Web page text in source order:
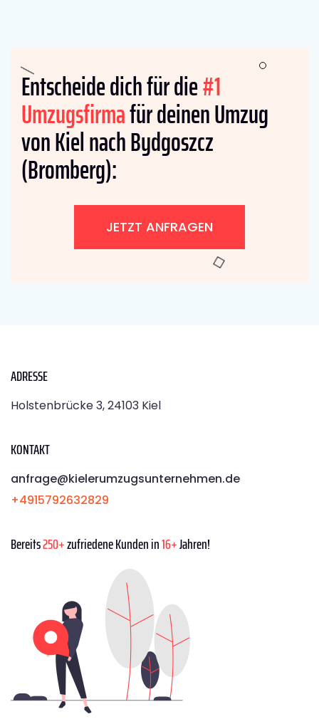
Entscheide dich für die#1
Umzugsfirmafür deinen Umzug
von Kiel nach Bydgoszcz
(Bromberg):
JETZT ANFRAGEN
ADRESSE
Holstenbrücke 3, 24103 Kiel
KONTAKT
anfrage@kielerumzugsunternehmen.de
+4915792632829
Bereits250+zufriedene Kunden in16+Jahren!